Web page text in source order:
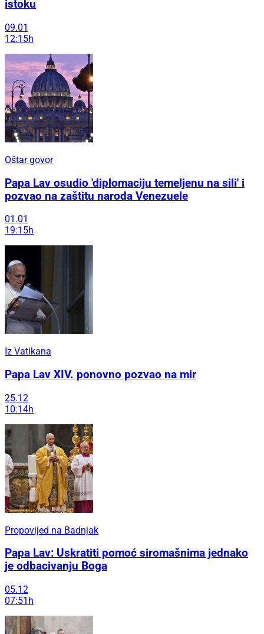
istoku
09.01
12:15h
Oštar govor
Papa Lav osudio 'diplomaciju temeljenu na sili' i
pozvao na zaštitu naroda Venezuele
01.01
19:15h
Iz Vatikana
Papa Lav XIV. ponovno pozvao na mir
25.12
10:14h
Propovijed na Badnjak
Papa Lav: Uskratiti pomoć siromašnima jednako
je odbacivanju Boga
05.12
07:51h